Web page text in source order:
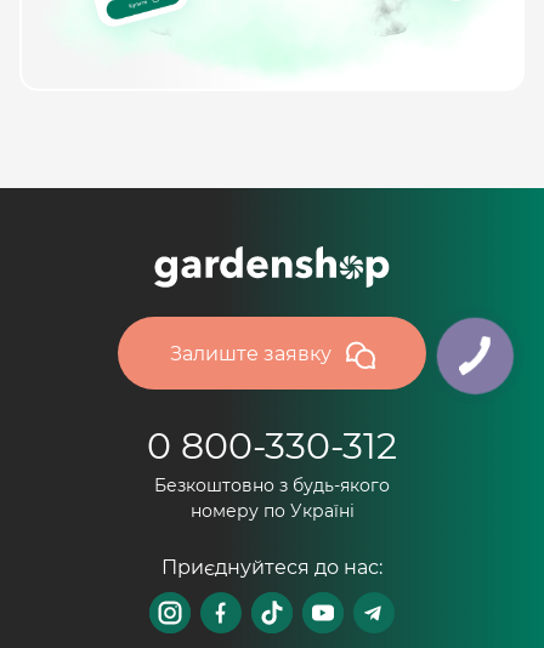
Залиште заявку
0 800-330-312
Безкоштовно з будь-якого
номеру по Україні
Приєднуйтеся до нас: